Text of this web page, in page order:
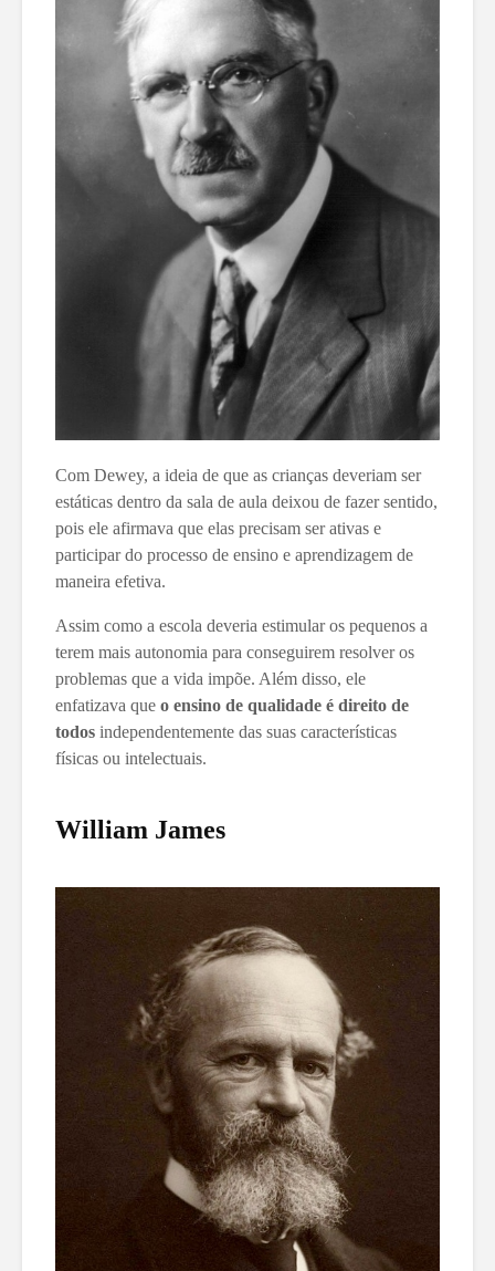
Com Dewey, a ideia de que as crianças deveriam ser
estáticas dentro da sala de aula deixou de fazer sentido,
pois ele afirmava que elas precisam ser ativas e
participar do processo de ensino e aprendizagem de
maneira efetiva.
Assim como a escola deveria estimular os pequenos a
terem mais autonomia para conseguirem resolver os
problemas que a vida impõe. Além disso, ele
enfatizava que o ensino de qualidade é direito de
todos independentemente das suas características
físicas ou intelectuais.
William James